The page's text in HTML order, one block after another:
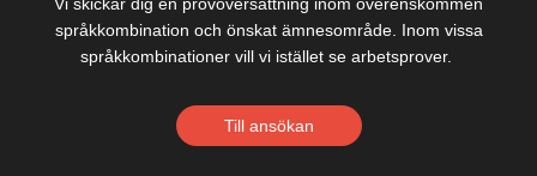
språkkombination och önskat ämnesområde. Inom vissa
språkkombinationer vill vi istället se arbetsprover.
Till ansökan